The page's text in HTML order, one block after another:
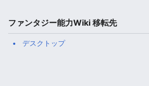
ファンタジー能力Wiki 移転先
デスクトップ